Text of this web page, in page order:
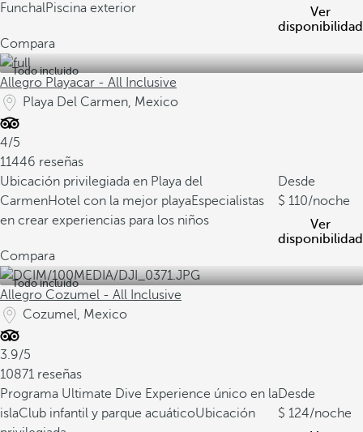
FunchalPiscina exterior
Ver
disponibilidad
Compara
Todo incluido
Allegro Playacar - All Inclusive
Playa Del Carmen, Mexico
4/5
11446 reseñas
Ubicación privilegiada en Playa del
CarmenHotel con la mejor playaEspecialistas
en crear experiencias para los niños
Desde
110/noche
Ver
disponibilidad
Compara
Todo incluido
Allegro Cozumel - All Inclusive
Cozumel, Mexico
3.9/5
10871 reseñas
Programa Ultimate Dive Experience único en la
islaClub infantil y parque acuáticoUbicación
Desde
124/noche